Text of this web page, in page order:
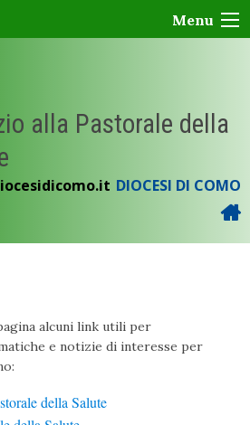
Menu
alla Pastorale della
DIOCESI DI COMO
alcuni link utili per
e notizie di interesse per
della Salute